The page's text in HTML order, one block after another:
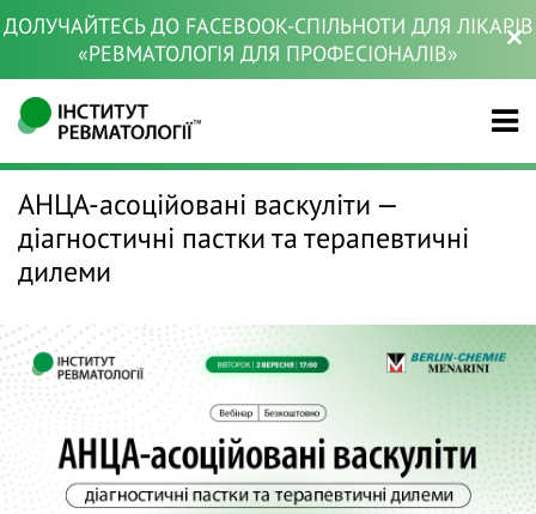
ДОЛУЧАЙТЕСЬ ДО FACEBOOK-СПІЛЬНОТИ ДЛЯ ЛІКАРІВ
«РЕВМАТОЛОГІЯ ДЛЯ ПРОФЕСІОНАЛІВ»
АНЦА-асоційовані васкуліти —
діагностичні пастки та терапевтичні
дилеми